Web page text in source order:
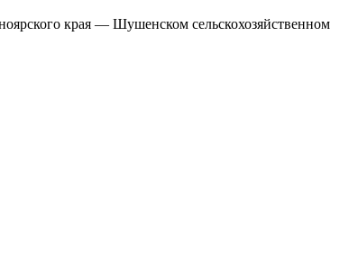
края — Шушенском сельскохозяйственном